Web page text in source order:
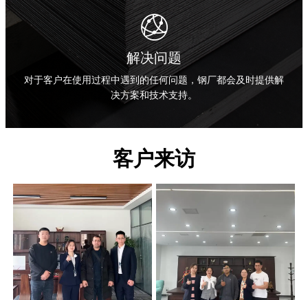

解决问题
对于客户在使用过程中遇到的任何问题，钢厂都会及时提供解
决方案和技术支持。
客户来访